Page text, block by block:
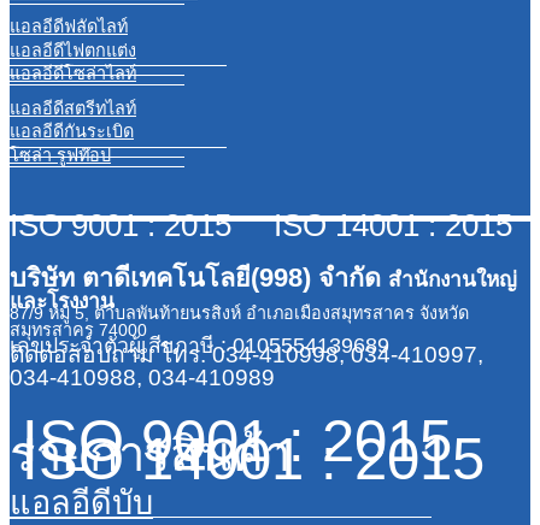
แอลอีดีฟลัดไลท์
แอลอีดีไฟตกแต่ง
แอลอีดีโซล่าไลท์
แอลอีดีสตรีทไลท์
แอลอีดีกันระเบิด
โซล่า รูฟท๊อป
ISO 9001 : 2015 ISO 14001 : 2015
บริษัท ตาดีเทคโนโลยี(998) จำกัด สำนักงานใหญ่
และโรงงาน
87/9 หมู่ 5, ตำบลพันท้ายนรสิงห์ อำเภอเมืองสมุทรสาคร จังหวัด
สมุทรสาคร 74000
เลขประจำตัวผู้เสียภาษี : 0105554139689
ติดต่อสอบถาม โทร. 034-410998, 034-410997,
034-410988, 034-410989
ISO 9001 : 2015
ISO 14001 : 2015
รายการสินค้า
แอลอีดีบับ